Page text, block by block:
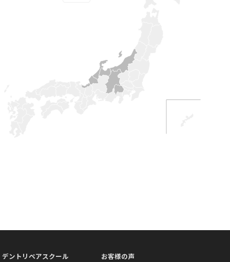
デントリペアスクール
お客様の声